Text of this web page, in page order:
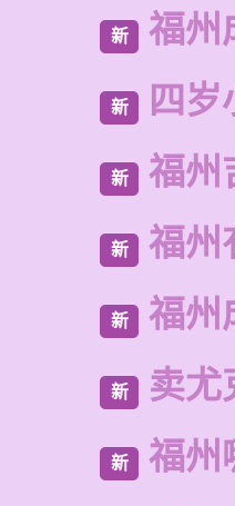
新 福州
新 四
新 福州
新 福州
新 福州
新 卖尤
新 福州